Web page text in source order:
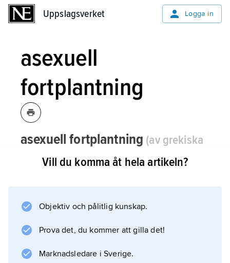
Uppslagsverket Logga in
asexuell
fortplantning
asexuell fortplantning (av grekiska
nekandea och latinseʹxus ’kön’)
könlöst fortplantningssätt som
Asexuell fortplantning kan ske genom
(jungfrufödsel), genom fragmentering, genom
avknoppning eller (hos växter) med revor.
Vill du komma åt hela artikeln?
Objektiv och pålitlig kunskap.
Prova det, du kommer att gilla det!
Marknadsledare i Sverige.